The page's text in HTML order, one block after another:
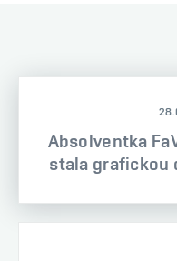
Absolventka
stala grafickou